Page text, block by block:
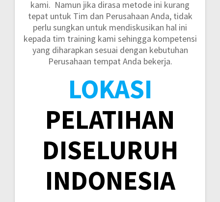
kami. Namun jika dirasa metode ini kurang
tepat untuk Tim dan Perusahaan Anda, tidak
perlu sungkan untuk mendiskusikan hal ini
kepada tim training kami sehingga kompetensi
yang diharapkan sesuai dengan kebutuhan
Perusahaan tempat Anda bekerja.
LOKASI
PELATIHAN
DISELURUH
INDONESIA